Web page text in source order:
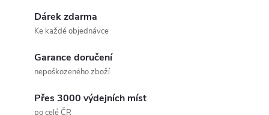
Dárek zdarma
Ke každé objednávce
Garance doručení
nepoškozeného zboží
Přes 3000 výdejních míst
po celé ČR